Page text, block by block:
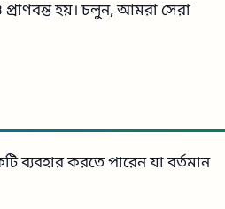
হয়। চলুন, আমরা সেরা
করতে পারেন যা বর্তমান